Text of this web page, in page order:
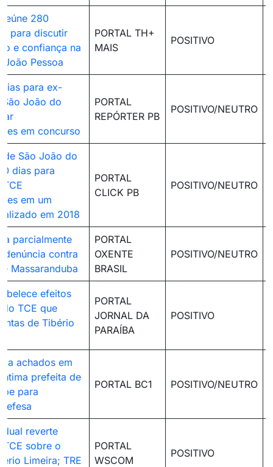
280
para discutir
e confiança na
João Pessoa
PORTAL TH+
MAIS
POSITIVO
para ex-
João do
em concurso
PORTAL
REPÓRTER PB
POSITIVO/NEUTRO
São João do
dias para
em um
em 2018
PORTAL
CLICK PB
POSITIVO/NEUTRO
parcialmente
denúncia contra
Massaranduba
PORTAL
OXENTE
BRASIL
POSITIVO/NEUTRO
efeitos
TCE que
de Tibério
PORTAL
JORNAL DA
PARAÍBA
POSITIVO
achados em
prefeita de
para
PORTAL BC1 POSITIVO/NEUTRO
reverte
sobre o
Limeira; TRE
PORTAL
WSCOM
POSITIVO